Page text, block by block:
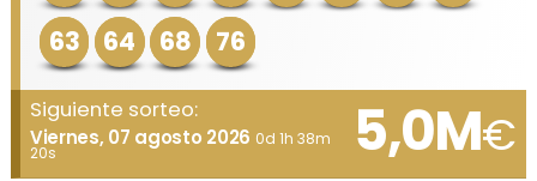
63
64 68 76
Siguiente sorteo:
Viernes, 07 agosto 2026 0d 1h 38m
20s 5,0M€